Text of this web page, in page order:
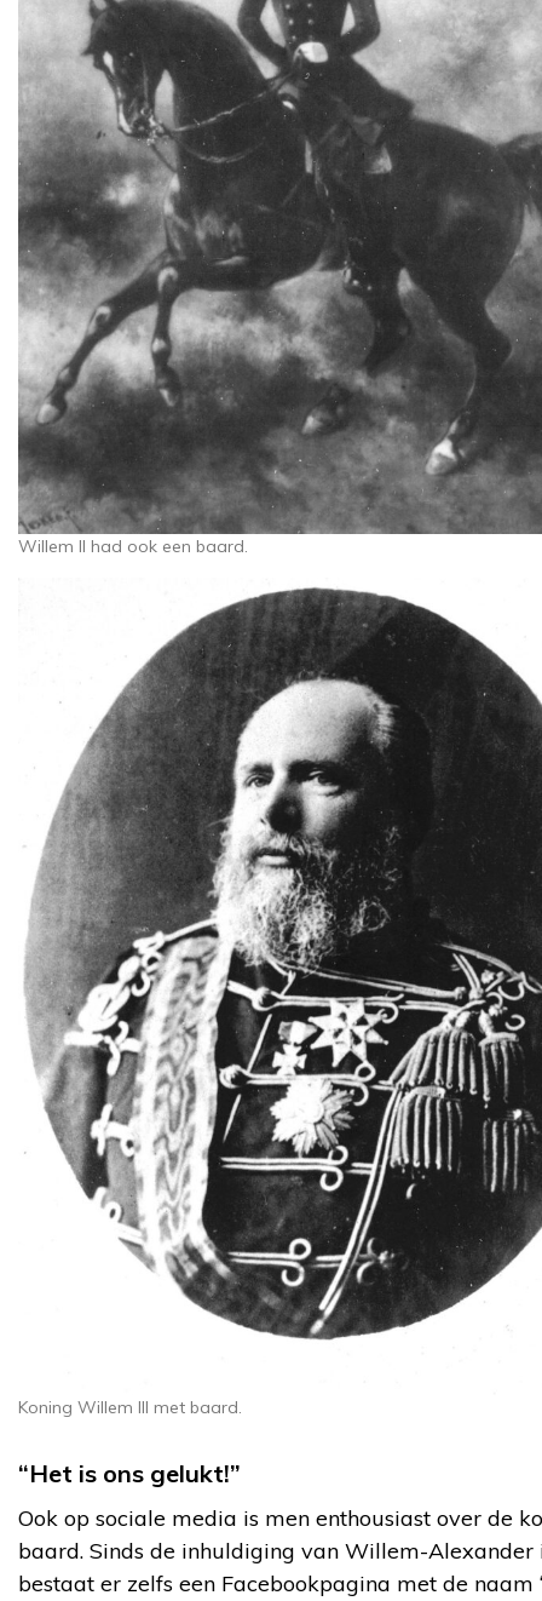
Willem II had ook een baard.
Koning Willem III met baard.
“Het is ons gelukt!”
Ook op sociale media is men enthousiast over de
baard. Sinds de inhuldiging van Willem-Alexander
bestaat er zelfs een Facebookpagina met de naam